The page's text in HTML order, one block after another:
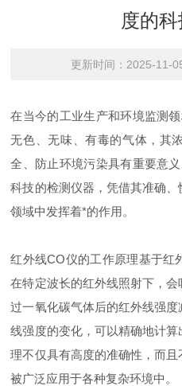
度的
更新时间：2025-
在当今的工业生产和环境监测
无色、无味、有毒的气体，其
全、防止环境污染具有重要意
科技的检测仪器，凭借其准确
领域中发挥着*的作用。
红外线CO仪的工作原理基于红
在特定波长的红外线照射下，
过一氧化碳气体后的红外线强
线强度的变化，可以精确地计
理不仅具有高度的准确性，而
被广泛应用于各种复杂环境中。